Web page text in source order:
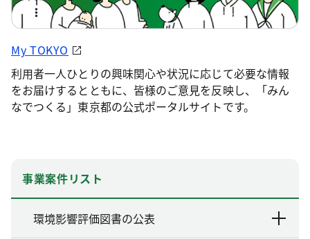
My TOKYO
利用者一人ひとりの興味関心や状況に応じて必要な情報
をお届けするとともに、皆様のご意見を反映し、「みん
なでつくる」東京都の公式ポータルサイトです。
事業案件リスト
環境影響評価図書の公表